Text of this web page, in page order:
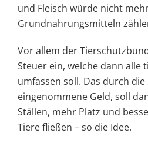
und Fleisch würde nicht
Grundnahrungsmitteln
Vor allem der
Steuer ein, welche dann alle
umfassen soll. Das durch die
eingenommene Geld, soll
Ställen, mehr Platz und
Tiere fließen – so die Idee.